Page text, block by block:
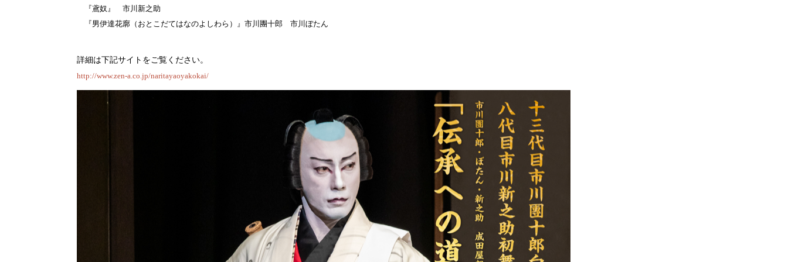
『鳶奴』 市川新之助
『男伊達花廓（おとこだてはなのよしわら）』市川團十郎 市川ぼたん
詳細は下記サイト をご覧ください。
http://www.zen-a.co.jp/naritayaoyakokai/